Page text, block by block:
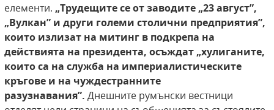
елементи. „Трудещите се от заводите „23 август”,
„Вулкан” и други големи столични предприятия”,
които излизат на митинг в подкрепа на
действията на президента, осъждат „хулиганите,
които са на служба на империалистическите
кръгове и на чуждестранните
разузнавания”. Днешните румънски вестници